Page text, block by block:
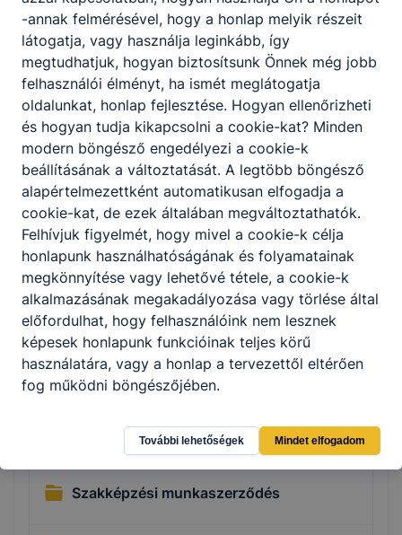
Trambulin adatkezelési tájékoztató
Letöltés
Kibervédelmi képzésekkel kapcsolatos
dokumentumok
Csatolt fájlok
Szoftverbiztonsági-szakember-2024.02.27.-
v1.pdf
Letöltés
Információbiztonsági-rendszerüzemeltető-2
024.02.27.-v1.pdf
Szakképzési munkaszerződés
-annak felmérésével, hogy a honlap melyik részeit
látogatja, vagy használja leginkább, így
megtudhatjuk, hogyan biztosítsunk Önnek még jobb
felhasználói élményt, ha ismét meglátogatja
oldalunkat, honlap fejlesztése. Hogyan ellenőrizheti
és hogyan tudja kikapcsolni a cookie-kat? Minden
modern böngésző engedélyezi a cookie-k
beállításának a változtatását. A legtöbb böngésző
alapértelmezettként automatikusan elfogadja a
cookie-kat, de ezek általában megváltoztathatók.
Felhívjuk figyelmét, hogy mivel a cookie-k célja
honlapunk használhatóságának és folyamatainak
megkönnyítése vagy lehetővé tétele, a cookie-k
alkalmazásának megakadályozása vagy törlése által
előfordulhat, hogy felhasználóink nem lesznek
képesek honlapunk funkcióinak teljes körű
használatára, vagy a honlap a tervezettől eltérően
fog működni böngészőjében.
További lehetőségek Mindet elfogadom